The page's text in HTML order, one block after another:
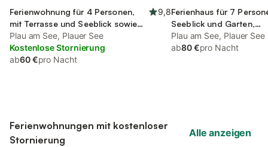
Ferienwohnung für 4 Personen,
mit Terrasse und Seeblick sowie
Garten, mit Haustier
9,8
Plau am See, Plauer See
Kostenlose Stornierung
ab60 €pro Nacht
Ferienhaus für 7
Seeblick und Garten,
kinderfreundlich
Plau am See, Plauer See
ab80 €pro Nacht
Ferienwohnungen mit kostenloser
Stornierung
Alle anzeigen